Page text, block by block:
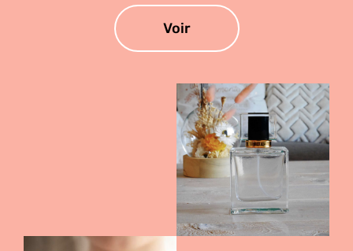
Voir